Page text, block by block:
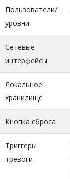
Пользователи/
уровни
Сетевые
интерфейсы
Локальное
хранилище
Кнопка сброса
Триггеры
тревоги